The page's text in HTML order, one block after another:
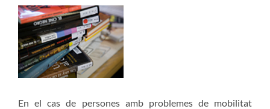
En el cas de persones amb problemes de mobilitat